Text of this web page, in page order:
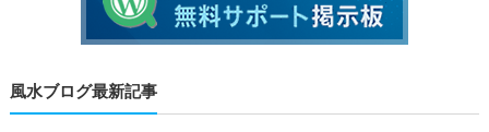
風水ブログ最新記事